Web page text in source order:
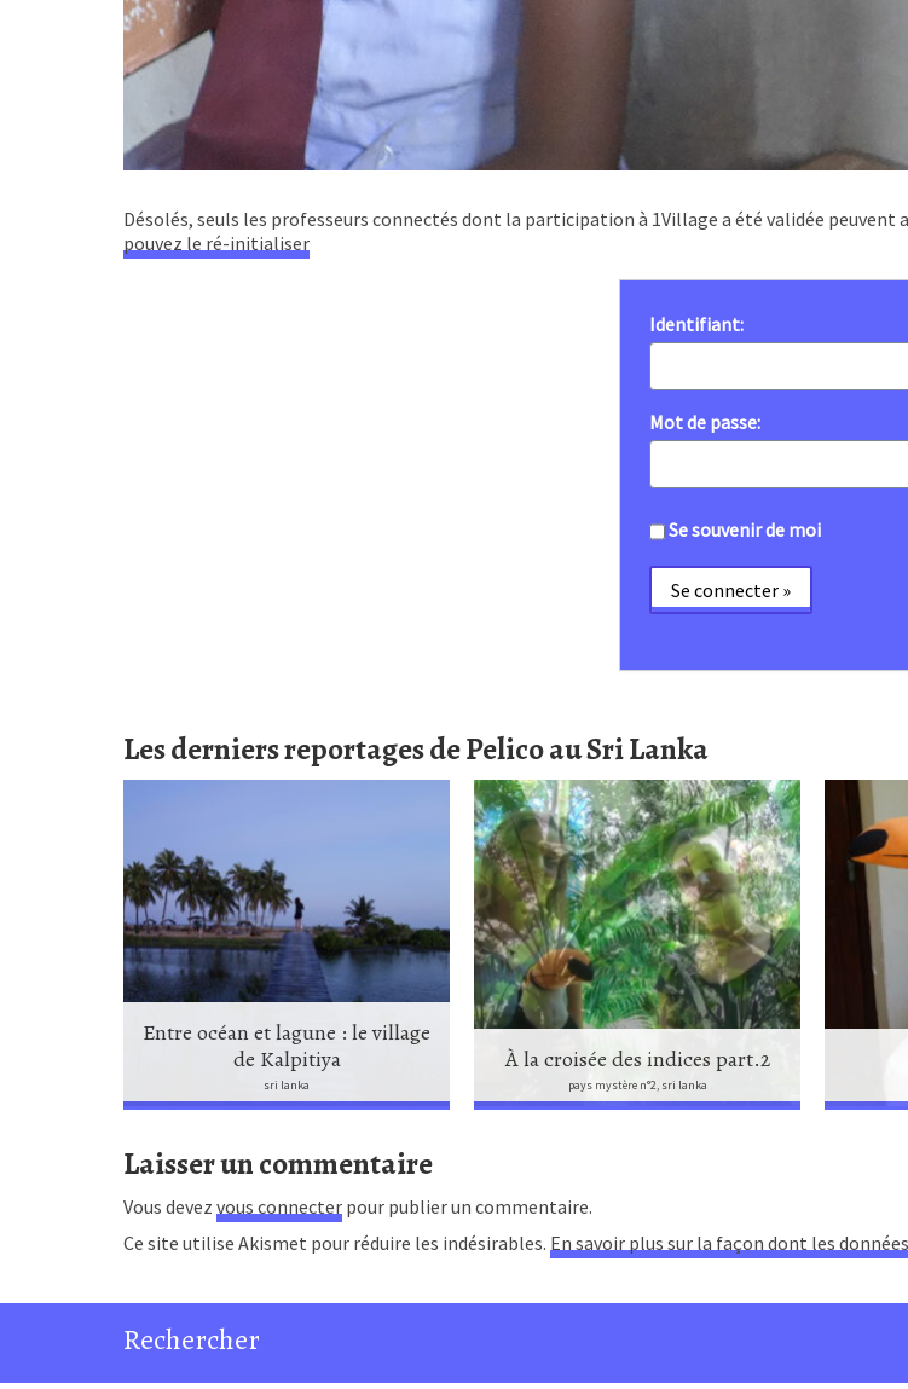
Désolés, seuls les professeurs connectés dont la participation à 1Village a été validée peuvent
pouvez le ré-initialiser
Identifiant:
Mot de passe:
Se souvenir de moi
Les derniers reportages de Pelico au Sri Lanka
Entre océan et lagune : le village
de Kalpitiya
sri lanka
À la croisée des indices part.2
pays mystère n°2, sri lanka
Laisser un commentaire
Vous devez vous connecter pour publier un commentaire.
Ce site utilise Akismet pour réduire les indésirables. En savoir plus sur la façon dont les
Rechercher